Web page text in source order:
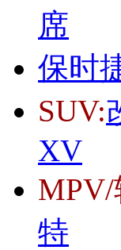
席
保时
SUV:
XV
MPV/
特